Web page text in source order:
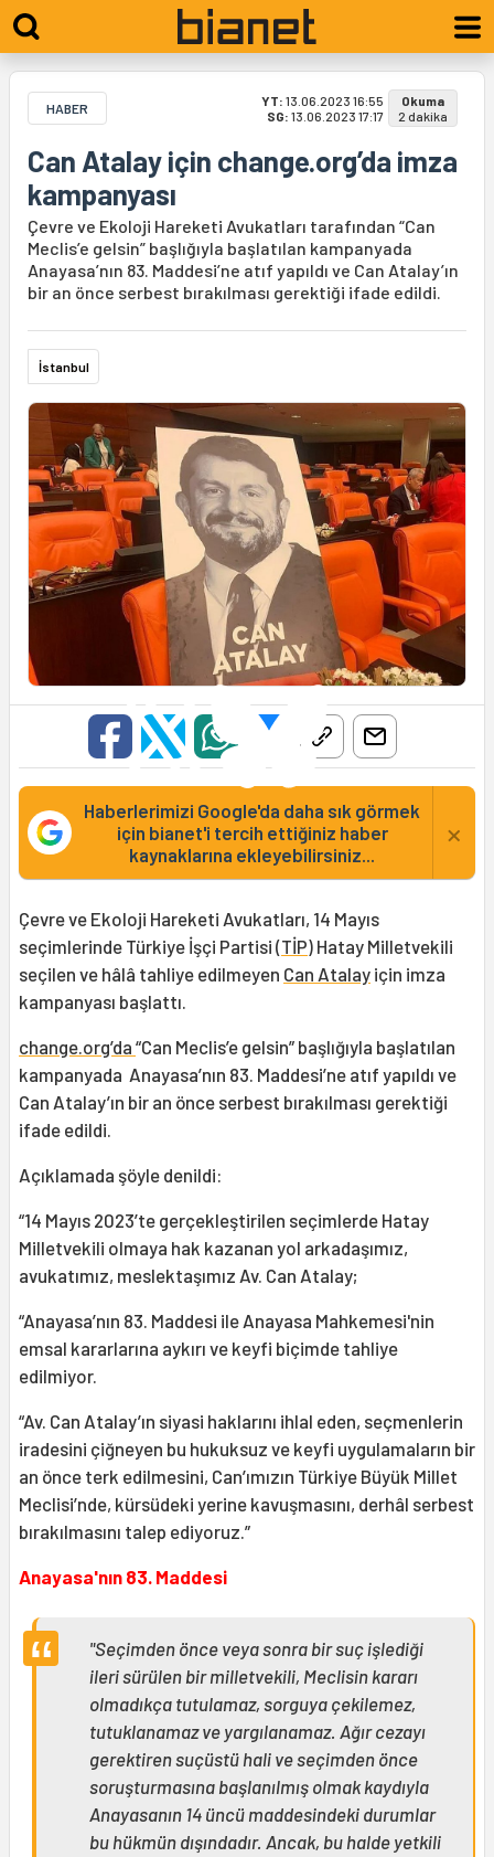
HABER YT: 13.06.2023 16:55
SG: 13.06.2023 17:17
Okuma
2 dakika
Can Atalay için change.org’da imza
kampanyası
Çevre ve Ekoloji Hareketi Avukatları tarafından “Can
Meclis’e gelsin” başlığıyla başlatılan kampanyada
Anayasa’nın 83. Maddesi’ne atıf yapıldı ve Can Atalay’ın
bir an önce serbest bırakılması gerektiği ifade edildi.
İstanbul
Haberlerimizi Google'da daha sık görmek
için bianet'i tercih ettiğiniz haber
kaynaklarına ekleyebilirsiniz...
×
Çevre ve Ekoloji Hareketi Avukatları, 14 Mayıs
seçimlerinde Türkiye İşçi Partisi (TİP) Hatay Milletvekili
seçilen ve hâlâ tahliye edilmeyen Can Atalay için imza
kampanyası başlattı.
change.org’da “Can Meclis’e gelsin” başlığıyla başlatılan
kampanyada Anayasa’nın 83. Maddesi’ne atıf yapıldı ve
Can Atalay’ın bir an önce serbest bırakılması gerektiği
ifade edildi.
Açıklamada şöyle denildi:
“14 Mayıs 2023’te gerçekleştirilen seçimlerde Hatay
Milletvekili olmaya hak kazanan yol arkadaşımız,
avukatımız, meslektaşımız Av. Can Atalay;
“Anayasa’nın 83. Maddesi ile Anayasa Mahkemesi'nin
emsal kararlarına aykırı ve keyfi biçimde tahliye
edilmiyor.
“Av. Can Atalay’ın siyasi haklarını ihlal eden, seçmenlerin
iradesini çiğneyen bu hukuksuz ve keyfi uygulamaların bir
an önce terk edilmesini, Can’ımızın Türkiye Büyük Millet
Meclisi’nde, kürsüdeki yerine kavuşmasını, derhâl serbest
bırakılmasını talep ediyoruz.”
Anayasa'nın 83. Maddesi
"Seçimden önce veya sonra bir suç işlediği
ileri sürülen bir milletvekili, Meclisin kararı
olmadıkça tutulamaz, sorguya çekilemez,
tutuklanamaz ve yargılanamaz. Ağır cezayı
gerektiren suçüstü hali ve seçimden önce
soruşturmasına başlanılmış olmak kaydıyla
Anayasanın 14 üncü maddesindeki durumlar
bu hükmün dışındadır. Ancak, bu halde yetkili